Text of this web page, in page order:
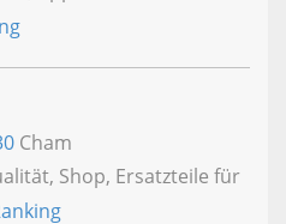
Cham
Shop, Ersatzteile für